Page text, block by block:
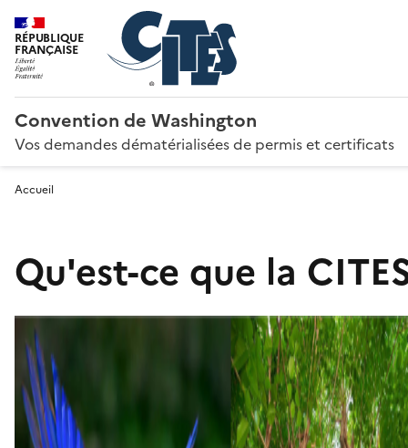
RÉPUBLIQUE
FRANÇAISE
Convention de Washington
Vos demandes dématérialisées de permis et certificats
Accueil
Qu'est-ce que la